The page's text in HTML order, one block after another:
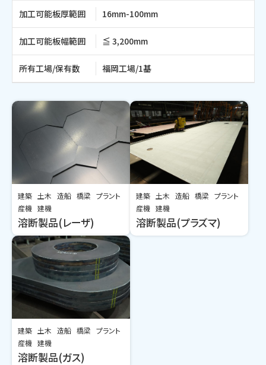
加工可能板厚範囲 16mm-100mm
加工可能板幅範囲 ≦ 3,200mm
所有工場/保有数 福岡工場/1基
建築 土木 造船 橋梁 プラント
産機 建機
溶断製品(レーザ)
建築 土木 造船 橋梁 プラント
産機 建機
溶断製品(プラズマ)
建築 土木 造船 橋梁 プラント
産機 建機
溶断製品(ガス)